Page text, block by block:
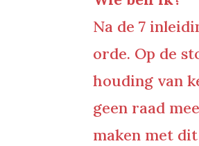
Na de 7
orde. Op de
houding van
geen raad
maken met